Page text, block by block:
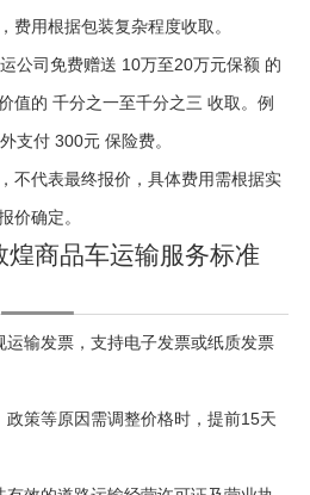
费用根据包装复杂程度收取。
公司免费赠送 10万至20万元保额 的
值的 千分之一至千分之三 收取。例
支付 300元 保险费。
不代表最终报价，具体费用需根据实
价确定。
煌商品车运输服务标准
运输发票，支持电子发票或纸质发票
政策等原因需调整价格时，提前15天